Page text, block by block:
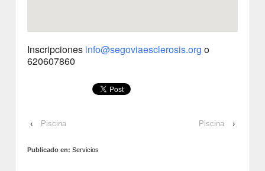
Inscripciones info@segoviaesclerosis.org o
620607860
‹ Piscina Piscina ›
Publicado en: Servicios